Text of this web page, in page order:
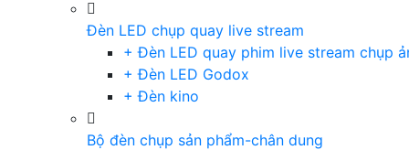
Đèn LED chụp quay live stream
+ Đèn LED quay phim live stream chụp
+ Đèn LED Godox
+ Đèn kino
Bộ đèn chụp sản phẩm-chân dung